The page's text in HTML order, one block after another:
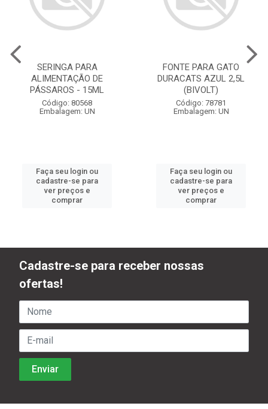
SERINGA PARA
ALIMENTAÇÃO DE
PÁSSAROS - 15ML
Código: 80568
Embalagem: UN
Faça seu login ou
cadastre-se para
ver preços e
comprar
FONTE PARA GATO
DURACATS AZUL 2,5L
(BIVOLT)
Código: 78781
Embalagem: UN
Faça seu login ou
cadastre-se para
ver preços e
comprar
Cadastre-se para receber nossas
ofertas!